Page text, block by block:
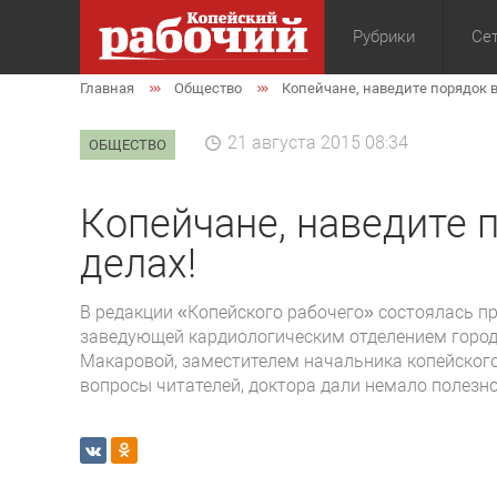
Рубрики
Общество
Главная Общество Копейчане, наведите порядок
ОБЩЕСТВО 21 августа 2015 08:34
Копейчане, наведите
делах!
В редакции «Копейского рабочего» состоялась
заведующей кардиологическим отделением
Макаровой, заместителем начальника
вопросы читателей, доктора дали немало